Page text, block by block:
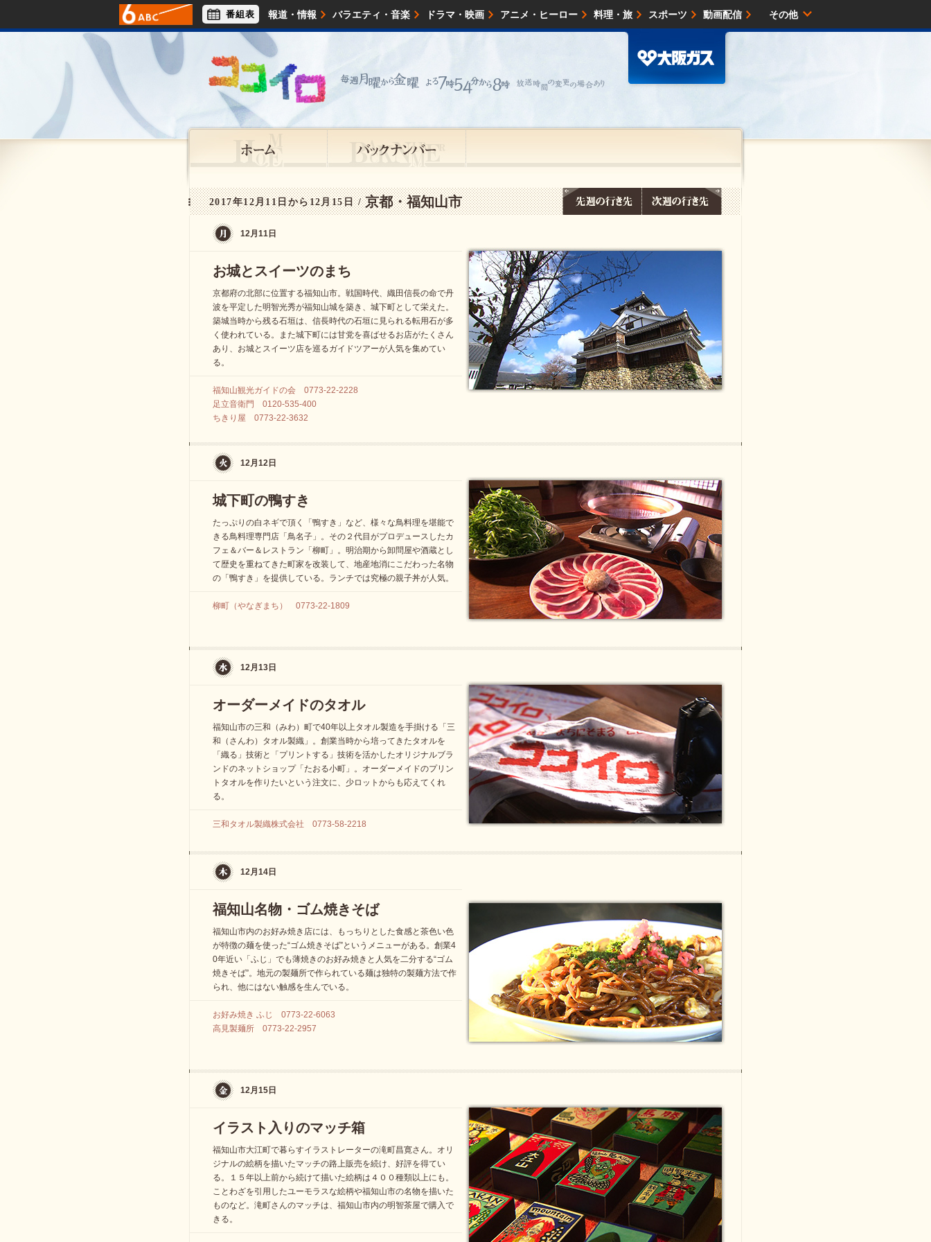
報道・情報 バラエティ・音楽 ドラマ・映画 アニメ・ヒーロー 料理・旅 スポーツ 動画配信
アナウンサー ライフスタイル
番組表 その他
2017年12月11日から12月15日 /京都・福知山市
12月11日
お城とスイーツのまち
京都府の北部に位置する福知山市。戦国時代、織田信長の命で丹
波を平定した明智光秀が福知山城を築き、城下町として栄えた。
築城当時から残る石垣は、信長時代の石垣に見られる転用石が多
く使われている。また城下町には甘党を喜ばせるお店がたくさん
あり、お城とスイーツ店を巡るガイドツアーが人気を集めてい
る。
福知山観光ガイドの会 0773-22-2228
足立音衛門 0120-535-400
ちきり屋 0773-22-3632
12月12日
城下町の鴨すき
たっぷりの白ネギで頂く「鴨すき」など、様々な鳥料理を堪能で
きる鳥料理専門店「鳥名子」。その２代目がプロデュースしたカ
フェ＆バー＆レストラン「柳町」。明治期から卸問屋や酒蔵とし
て歴史を重ねてきた町家を改装して、地産地消にこだわった名物
の「鴨すき」を提供している。ランチでは究極の親子丼が人気。
柳町（やなぎまち） 0773-22-1809
12月13日
オーダーメイドのタオル
福知山市の三和（みわ）町で40年以上タオル製造を手掛ける「三
和（さんわ）タオル製織」。創業当時から培ってきたタオルを
「織る」技術と「プリントする」技術を活かしたオリジナルブラ
ンドのネットショップ「たおる小町」。オーダーメイドのプリン
トタオルを作りたいという注文に、少ロットからも応えてくれ
る。
三和タオル製織株式会社 0773-58-2218
12月14日
福知山名物・ゴム焼きそば
福知山市内のお好み焼き店には、もっちりとした食感と茶色い色
が特徴の麺を使った“ゴム焼きそば”というメニューがある。創業4
0年近い「ふじ」でも薄焼きのお好み焼きと人気を二分する“ゴム
焼きそば”。地元の製麺所で作られている麺は独特の製麺方法で作
られ、他にはない触感を生んでいる。
お好み焼き ふじ 0773-22-6063
高見製麺所 0773-22-2957
12月15日
イラスト入りのマッチ箱
福知山市大江町で暮らすイラストレーターの滝町昌寛さん。オリ
ジナルの絵柄を描いたマッチの路上販売を続け、好評を得てい
る。１５年以上前から続けて描いた絵柄は４００種類以上にも。
ことわざを引用したユーモラスな絵柄や福知山市の名物を描いた
ものなど。滝町さんのマッチは、福知山市内の明智茶屋で購入で
きる。